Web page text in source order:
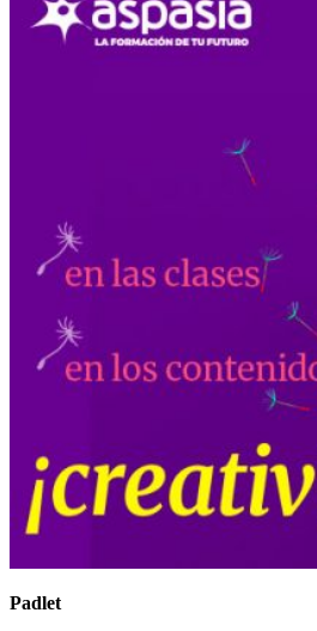
Padlet